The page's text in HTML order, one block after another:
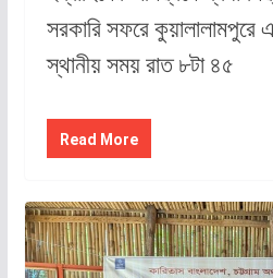
সরকারি সফরে কুয়ালালামপুরে
স্থানীয় সময় রাত ৮টা ৪৫
Read More